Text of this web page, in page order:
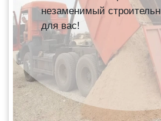
незаменимый
для вас!